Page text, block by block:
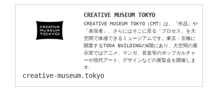
CREATIVE MUSEUM TOKYO
CREATIVE MUSEUM TOKYO（CMT）は、「作品」や
「表現者」、さらにはそこに至る「プロセス」を大
空間で体感できるミュージアムです。東京・京橋に
開業するTODA BUILDINGの6階にあり、大空間の展
示室ではアニメ、マンガ、音楽等のポップカルチャ
ーや現代アート、デザインなどの展覧会を開催しま
す。
creative-museum.tokyo